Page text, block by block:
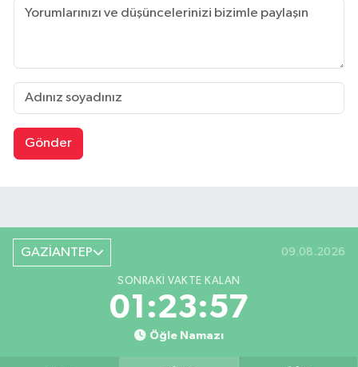
Gönder
GAZİANTEP 09.08.2026
SONRAKI VAKTE KALAN
01:23:56
Öğle Namazı